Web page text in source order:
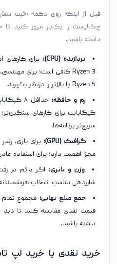
قبل از اینکه روی دکمه «ثبت
چک‌لیست را یک‌بار مرور کنید تا
داشته باشید.
پردازنده (CPU):
Ryzen 5 یا بالاتر را درنظر بگیرید.
رم و حافظه:
سریع‌تر برنامه‌ها.
گرافیک (GPU):
برای بازی،
مجزا اهمیت دارد؛ برای استفاده
وزن و باتری: اگر دائم در
شارژدهی مناسب انتخاب
جمع مبلغ نهایی: مجموع تمام
قیمت نقدی مقایسه کنید تا
داشته باشید.
خرید نقدی یا خرید لپ